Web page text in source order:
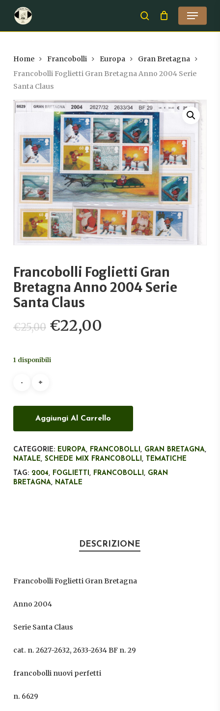
main
search
Menu
Home Francobolli Europa
Gran Bretagna
Francobolli Foglietti Gran Bretagna Anno 2004 Serie
Santa Claus
Francobolli Foglietti Gran
Bretagna Anno 2004 Serie
Santa Claus
€25,00 Il
prezzo
originale
€22,00
1 disponibili
Aggiungi Al Carrello
CATEGORIE: EUROPA, FRANCOBOLLI, GRAN BRETAGNA,
NATALE, SCHEDE MIX FRANCOBOLLI, TEMATICHE
TAG: 2004, FOGLIETTI, FRANCOBOLLI, GRAN
BRETAGNA, NATALE
DESCRIZIONE
Francobolli Foglietti Gran Bretagna
Anno 2004
Serie Santa Claus
cat. n. 2627-2632, 2633-2634 BF n. 29
francobolli nuovi perfetti
n. 6629
Close